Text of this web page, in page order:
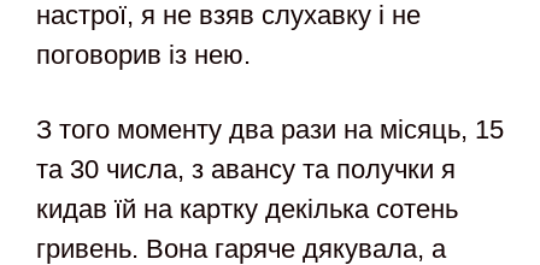
настрої, я не взяв слухавку і не
поговорив із нею.
З того моменту два рази на місяць, 15
та 30 числа, з авансу та получки я
кидав їй на картку декілька сотень
гривень. Вона гаряче дякувала, а